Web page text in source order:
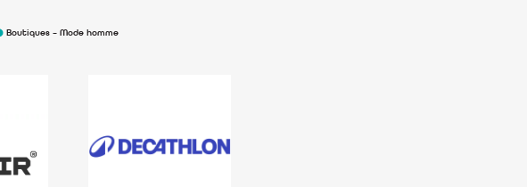
Boutiques – Mode homme